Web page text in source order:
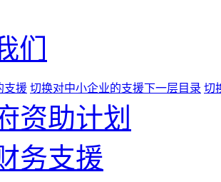
们
支援 切换对中小企业的支援下一层目录 切
资助计划
务支援